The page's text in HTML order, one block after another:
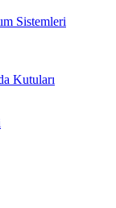
Sistemleri
Kutuları